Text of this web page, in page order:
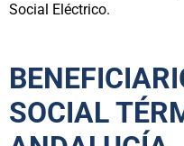
Social Eléctrico.
SOCIAL